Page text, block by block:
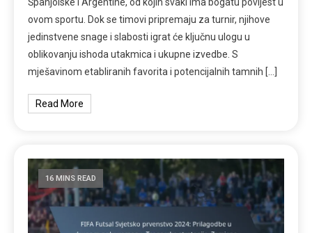
ovom sportu. Dok se timovi pripremaju za turnir, njihove
jedinstvene snage i slabosti igrat će ključnu ulogu u
oblikovanju ishoda utakmica i ukupne izvedbe. S
mješavinom etabliranih favorita i potencijalnih tamnih […]
Read More
16 MINS READ